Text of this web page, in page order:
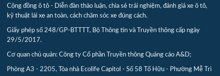
Cộng đồng ô tô - Diễn đàn thảo luận, chia sẻ trải nghiệm, đánh giá xe ô tô,
kỹ thuật lái xe an toàn, cách chăm sóc xe đúng cách.
Giấy phép số 248/GP-BTTTT, Bộ Thông tin và Truyền thông cấp ngày
29/5/2017.
Cơ quan chủ quản: Công ty Cổ phần Truyền thông Quảng cáo A&D;
Phòng A3 - 2205, Tòa nhà Ecolife Capitol - Số 58 Tố Hữu - Phường Mễ Trì